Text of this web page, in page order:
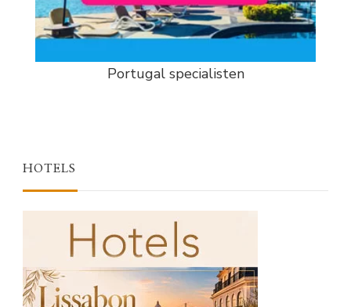
Portugal specialisten
HOTELS